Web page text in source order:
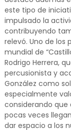
este tipo de
impulsado la
contribuyendo
relevó. Uno de los
mundial de
Rodrigo Herrera,
percusionista y
González como
especialmente
considerando
pocas veces
dar espacio a los